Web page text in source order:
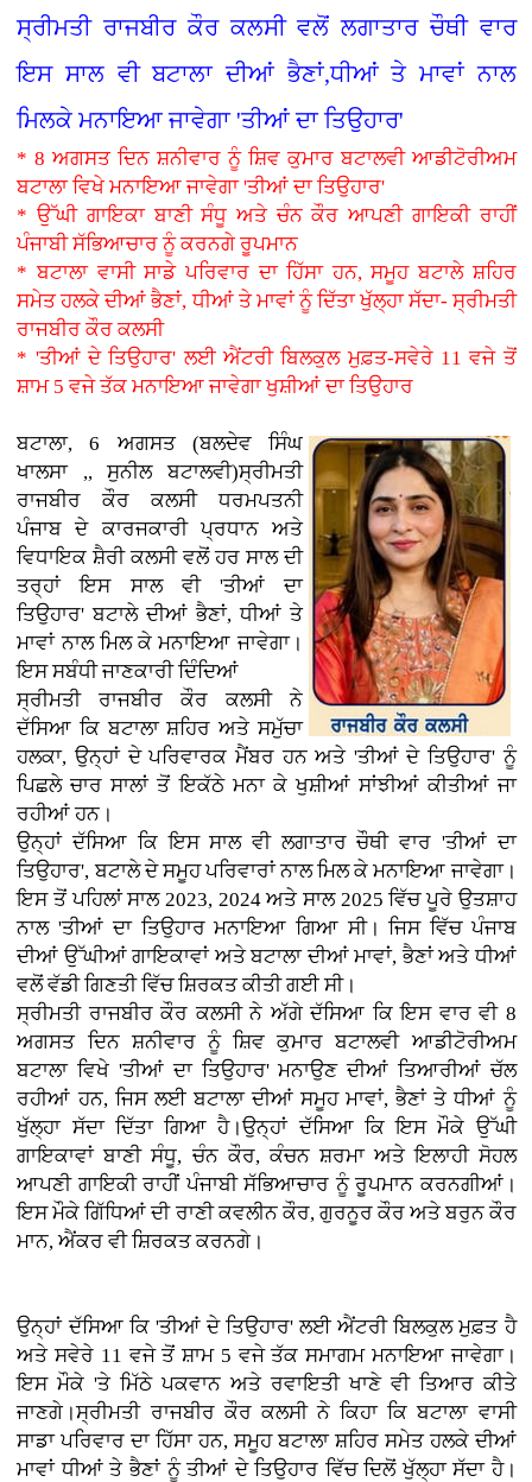
ਸ੍ਰੀਮਤੀ ਰਾਜਬੀਰ ਕੌਰ ਕਲਸੀ ਵਲੋਂ ਲਗਾਤਾਰ ਚੌਥੀ ਵਾਰ
ਇਸ ਸਾਲ ਵੀ ਬਟਾਲਾ ਦੀਆਂ ਭੈਣਾਂ,ਧੀਆਂ ਤੇ ਮਾਵਾਂ ਨਾਲ
ਮਿਲਕੇ ਮਨਾਇਆ ਜਾਵੇਗਾ 'ਤੀਆਂ ਦਾ ਤਿਉਹਾਰ'
* 8 ਅਗਸਤ ਦਿਨ ਸ਼ਨੀਵਾਰ ਨੂੰ ਸ਼ਿਵ ਕੁਮਾਰ ਬਟਾਲਵੀ ਆਡੀਟੋਰੀਅਮ
ਬਟਾਲਾ ਵਿਖੇ ਮਨਾਇਆ ਜਾਵੇਗਾ 'ਤੀਆਂ ਦਾ ਤਿਉਹਾਰ'
* ਉੱਘੀ ਗਾਇਕਾ ਬਾਣੀ ਸੰਧੂ ਅਤੇ ਚੰਨ ਕੌਰ ਆਪਣੀ ਗਾਇਕੀ ਰਾਹੀਂ
ਪੰਜਾਬੀ ਸੱਭਿਆਚਾਰ ਨੂੰ ਕਰਨਗੇ ਰੂਪਮਾਨ
* ਬਟਾਲਾ ਵਾਸੀ ਸਾਡੇ ਪਰਿਵਾਰ ਦਾ ਹਿੱਸਾ ਹਨ, ਸਮੂਹ ਬਟਾਲੇ ਸ਼ਹਿਰ
ਸਮੇਤ ਹਲਕੇ ਦੀਆਂ ਭੈਣਾਂ, ਧੀਆਂ ਤੇ ਮਾਵਾਂ ਨੂੰ ਦਿੱਤਾ ਖੁੱਲ੍ਹਾ ਸੱਦਾ- ਸ੍ਰੀਮਤੀ
ਰਾਜਬੀਰ ਕੌਰ ਕਲਸੀ
* 'ਤੀਆਂ ਦੇ ਤਿਉਹਾਰ' ਲਈ ਐਂਟਰੀ ਬਿਲਕੁਲ ਮੁਫ਼ਤ-ਸਵੇਰੇ 11 ਵਜੇ ਤੋਂ
ਸ਼ਾਮ 5 ਵਜੇ ਤੱਕ ਮਨਾਇਆ ਜਾਵੇਗਾ ਖੁਸ਼ੀਆਂ ਦਾ ਤਿਉਹਾਰ
ਬਟਾਲਾ, 6 ਅਗਸਤ (ਬਲਦੇਵ ਸਿੰਘ
ਖਾਲਸਾ ,, ਸੁਨੀਲ ਬਟਾਲਵੀ)ਸ੍ਰੀਮਤੀ
ਰਾਜਬੀਰ ਕੌਰ ਕਲਸੀ ਧਰਮਪਤਨੀ
ਪੰਜਾਬ ਦੇ ਕਾਰਜਕਾਰੀ ਪ੍ਰਧਾਨ ਅਤੇ
ਵਿਧਾਇਕ ਸ਼ੈਰੀ ਕਲਸੀ ਵਲੋਂ ਹਰ ਸਾਲ ਦੀ
ਤਰ੍ਹਾਂ ਇਸ ਸਾਲ ਵੀ 'ਤੀਆਂ ਦਾ
ਤਿਉਹਾਰ' ਬਟਾਲੇ ਦੀਆਂ ਭੈਣਾਂ, ਧੀਆਂ ਤੇ
ਮਾਵਾਂ ਨਾਲ ਮਿਲ ਕੇ ਮਨਾਇਆ ਜਾਵੇਗਾ।
ਇਸ ਸਬੰਧੀ ਜਾਣਕਾਰੀ ਦਿੰਦਿਆਂ
ਸ੍ਰੀਮਤੀ ਰਾਜਬੀਰ ਕੌਰ ਕਲਸੀ ਨੇ
ਦੱਸਿਆ ਕਿ ਬਟਾਲਾ ਸ਼ਹਿਰ ਅਤੇ ਸਮੁੱਚਾ
ਹਲਕਾ, ਉਨ੍ਹਾਂ ਦੇ ਪਰਿਵਾਰਕ ਮੈਂਬਰ ਹਨ ਅਤੇ 'ਤੀਆਂ ਦੇ ਤਿਉਹਾਰ' ਨੂੰ
ਪਿਛਲੇ ਚਾਰ ਸਾਲਾਂ ਤੋਂ ਇਕੱਠੇ ਮਨਾ ਕੇ ਖੁਸ਼ੀਆਂ ਸਾਂਝੀਆਂ ਕੀਤੀਆਂ ਜਾ
ਰਹੀਆਂ ਹਨ।
ਉਨ੍ਹਾਂ ਦੱਸਿਆ ਕਿ ਇਸ ਸਾਲ ਵੀ ਲਗਾਤਾਰ ਚੌਥੀ ਵਾਰ 'ਤੀਆਂ ਦਾ
ਤਿਉਹਾਰ', ਬਟਾਲੇ ਦੇ ਸਮੂਹ ਪਰਿਵਾਰਾਂ ਨਾਲ ਮਿਲ ਕੇ ਮਨਾਇਆ ਜਾਵੇਗਾ।
ਇਸ ਤੋਂ ਪਹਿਲਾਂ ਸਾਲ 2023, 2024 ਅਤੇ ਸਾਲ 2025 ਵਿੱਚ ਪੂਰੇ ਉਤਸ਼ਾਹ
ਨਾਲ 'ਤੀਆਂ ਦਾ ਤਿਉਹਾਰ ਮਨਾਇਆ ਗਿਆ ਸੀ। ਜਿਸ ਵਿੱਚ ਪੰਜਾਬ
ਦੀਆਂ ਉੱਘੀਆਂ ਗਾਇਕਾਵਾਂ ਅਤੇ ਬਟਾਲਾ ਦੀਆਂ ਮਾਵਾਂ, ਭੈਣਾਂ ਅਤੇ ਧੀਆਂ
ਵਲੋਂ ਵੱਡੀ ਗਿਣਤੀ ਵਿੱਚ ਸ਼ਿਰਕਤ ਕੀਤੀ ਗਈ ਸੀ।
ਸ੍ਰੀਮਤੀ ਰਾਜਬੀਰ ਕੌਰ ਕਲਸੀ ਨੇ ਅੱਗੇ ਦੱਸਿਆ ਕਿ ਇਸ ਵਾਰ ਵੀ 8
ਅਗਸਤ ਦਿਨ ਸ਼ਨੀਵਾਰ ਨੂੰ ਸ਼ਿਵ ਕੁਮਾਰ ਬਟਾਲਵੀ ਆਡੀਟੋਰੀਅਮ
ਬਟਾਲਾ ਵਿਖੇ 'ਤੀਆਂ ਦਾ ਤਿਉਹਾਰ' ਮਨਾਉਣ ਦੀਆਂ ਤਿਆਰੀਆਂ ਚੱਲ
ਰਹੀਆਂ ਹਨ, ਜਿਸ ਲਈ ਬਟਾਲਾ ਦੀਆਂ ਸਮੂਹ ਮਾਵਾਂ, ਭੈਣਾਂ ਤੇ ਧੀਆਂ ਨੂੰ
ਖੁੱਲ੍ਹਾ ਸੱਦਾ ਦਿੱਤਾ ਗਿਆ ਹੈ।ਉਨ੍ਹਾਂ ਦੱਸਿਆ ਕਿ ਇਸ ਮੌਕੇ ਉੱਘੀ
ਗਾਇਕਾਵਾਂ ਬਾਣੀ ਸੰਧੂ, ਚੰਨ ਕੌਰ, ਕੰਚਨ ਸ਼ਰਮਾ ਅਤੇ ਇਲਾਹੀ ਸੋਹਲ
ਆਪਣੀ ਗਾਇਕੀ ਰਾਹੀਂ ਪੰਜਾਬੀ ਸੱਭਿਆਚਾਰ ਨੂੰ ਰੂਪਮਾਨ ਕਰਨਗੀਆਂ।
ਇਸ ਮੌਕੇ ਗਿੱਧਿਆਂ ਦੀ ਰਾਣੀ ਕਵਲੀਨ ਕੌਰ, ਗੁਰਨੂਰ ਕੌਰ ਅਤੇ ਬਰੁਨ ਕੌਰ
ਮਾਨ, ਐਂਕਰ ਵੀ ਸ਼ਿਰਕਤ ਕਰਨਗੇ।
ਉਨ੍ਹਾਂ ਦੱਸਿਆ ਕਿ 'ਤੀਆਂ ਦੇ ਤਿਉਹਾਰ' ਲਈ ਐਂਟਰੀ ਬਿਲਕੁਲ ਮੁਫ਼ਤ ਹੈ
ਅਤੇ ਸਵੇਰੇ 11 ਵਜੇ ਤੋਂ ਸ਼ਾਮ 5 ਵਜੇ ਤੱਕ ਸਮਾਗਮ ਮਨਾਇਆ ਜਾਵੇਗਾ।
ਇਸ ਮੌਕੇ 'ਤੇ ਮਿੱਠੇ ਪਕਵਾਨ ਅਤੇ ਰਵਾਇਤੀ ਖਾਣੇ ਵੀ ਤਿਆਰ ਕੀਤੇ
ਜਾਣਗੇ।ਸ੍ਰੀਮਤੀ ਰਾਜਬੀਰ ਕੌਰ ਕਲਸੀ ਨੇ ਕਿਹਾ ਕਿ ਬਟਾਲਾ ਵਾਸੀ
ਸਾਡਾ ਪਰਿਵਾਰ ਦਾ ਹਿੱਸਾ ਹਨ, ਸਮੂਹ ਬਟਾਲਾ ਸ਼ਹਿਰ ਸਮੇਤ ਹਲਕੇ ਦੀਆਂ
ਮਾਵਾਂ ਧੀਆਂ ਤੇ ਭੈਣਾਂ ਨੂੰ ਤੀਆਂ ਦੇ ਤਿਉਹਾਰ ਵਿੱਚ ਦਿਲੋਂ ਖੁੱਲ੍ਹਾ ਸੱਦਾ ਹੈ।